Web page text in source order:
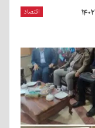
اقتصاد